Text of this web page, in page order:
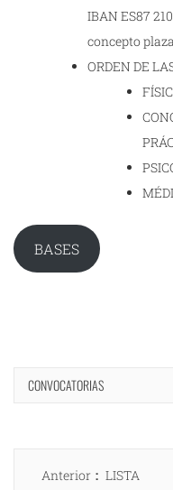
IBAN ES87
concepto
ORDEN DE
BASES
CONVOCATORIAS
Navegación
Anterior
Entrada
LISTA